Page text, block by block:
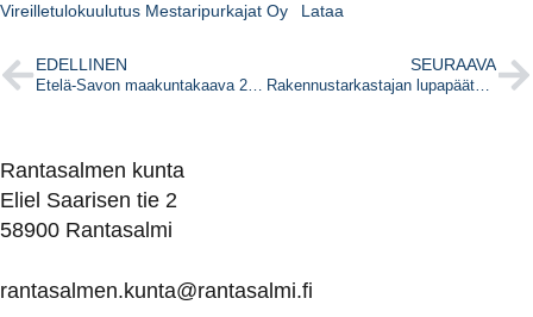
Vireilletulokuulutus Mestaripurkajat Oy Lataa
EDELLINEN
Etelä-Savon maakuntakaava 2045 laadinta käynnistyy
SEURAAVA
Rakennustarkastajan lupapäätös 3.7.2026
Rantasalmen kunta
Eliel Saarisen tie 2
58900 Rantasalmi
rantasalmen.kunta@rantasalmi.fi